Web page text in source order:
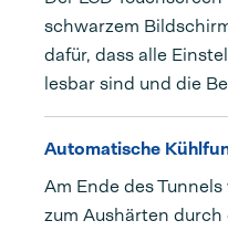
schwarzem
dafür, dass alle
lesbar sind und die
Automatische
Am Ende des
zum Aushärten